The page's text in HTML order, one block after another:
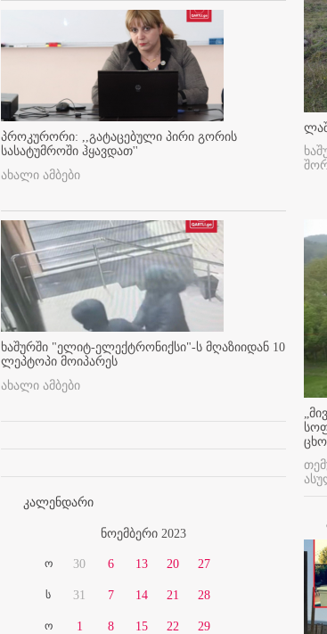
პროკურორი: ,,გატაცებული პირი გორის
სასატუმროში ჰყავდათ''
ახალი ამბები
ხაშურში "ელიტ-ელექტრონიქსი"-ს მღაზიიდან 10
ლეპტოპი მოიპარეს
ახალი ამბები
კალენდარი
ნოემბერი 2023
ო
ს
ო
30
31
1
6
7
8
13
14
15
20
21
22
27
28
29